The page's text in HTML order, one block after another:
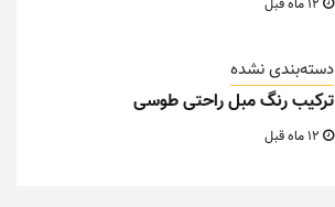
دسته‌بندی نشده
ترکیب رنگ مبل راحتی طوسی